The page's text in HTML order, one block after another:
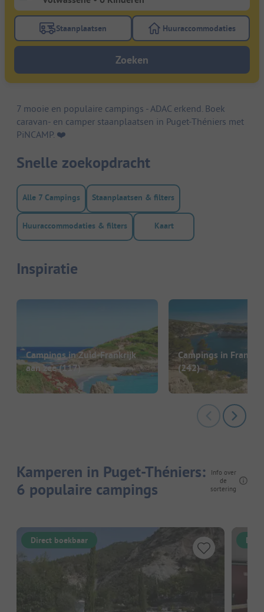
Gebruik de filterknop staanplaatsen om te zoeken
Staanplaatsen Gebruik de
Huuraccommodaties
Zoeken
7 mooie en populaire campings - ADAC erkend. Boek
caravan- en camper staanplaatsen in Puget-Théniers met
PiNCAMP. ❤️️
Snelle zoekopdracht
Alle 7 Campings Staanplaatsen & filters
Huuraccommodaties & filters Kaart
Inspiratie
Campings in Zuid-Frankrijk
aan zee(117)
Campings in
(242)
Kamperen in Puget-Théniers:
6 populaire campings
Info over
de
sortering
Direct boekbaar